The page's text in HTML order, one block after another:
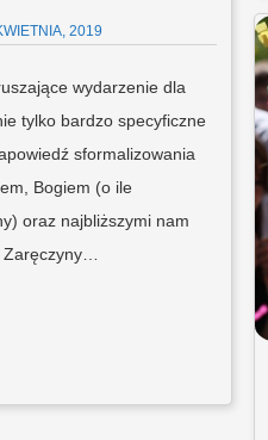
2019
wydarzenie dla
tylko bardzo specyficzne
sformalizowania
Bogiem (o ile
oraz najbliższymi nam